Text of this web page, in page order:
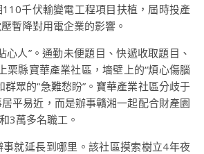
千伏輸變電工程項目扶植，屆時投產
暫降對用電企業的影響。
心人”。通勤未便題目、快遞收取題目、
縣寶華產業社區，墻壁上的“煩心傷腦
群眾的“急難愁盼”。寶華產業社區分歧于
平易近，而是辦事贛湘一起配合財產園
3萬多名職工。
就延長到哪里。該社區摸索樹立4年夜